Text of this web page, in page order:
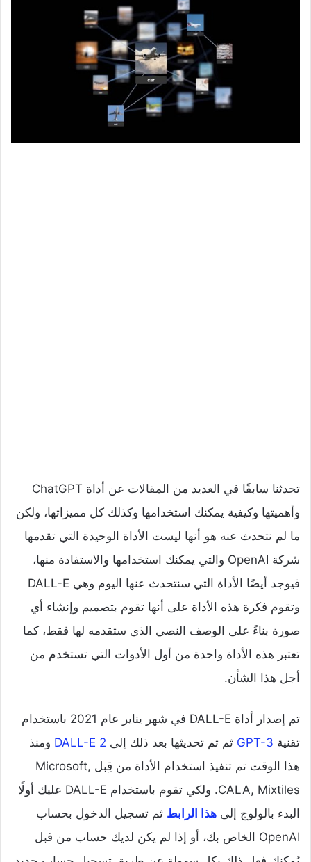
تحدثنا سابقًا في العديد من المقالات عن أداة ChatGPT
وأهميتها وكيفية يمكنك استخدامها وكذلك كل مميزاتها، ولكن
ما لم نتحدث عنه هو أنها ليست الأداة الوحيدة التي تقدمها
شركة OpenAI والتي يمكنك استخدامها والاستفادة منها،
فيوجد أيضًا الأداة التي سنتحدث عنها اليوم وهي DALL-E
وتقوم فكرة هذه الأداة على أنها تقوم بتصميم وإنشاء أي
صورة بناءً على الوصف النصي الذي ستقدمه لها فقط، كما
تعتبر هذه الأداة واحدة من أول الأدوات التي تستخدم من
أجل هذا الشأن.
تم إصدار أداة DALL-E في شهر يناير عام 2021 باستخدام
تقنية GPT-3 ثم تم تحديثها بعد ذلك إلى DALL-E 2 ومنذ
هذا الوقت تم تنفيذ استخدام الأداة من قِبل Microsoft,
CALA, Mixtiles. ولكي تقوم باستخدام DALL-E عليك أولًا
البدء بالولوج إلى هذا الرابط ثم تسجيل الدخول بحساب
OpenAI الخاص بك، أو إذا لم يكن لديك حساب من قبل